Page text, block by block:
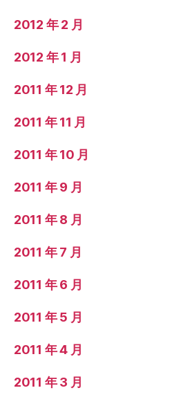
2012 年 2 月
2012 年 1 月
2011 年 12 月
2011 年 11 月
2011 年 10 月
2011 年 9 月
2011 年 8 月
2011 年 7 月
2011 年 6 月
2011 年 5 月
2011 年 4 月
2011 年 3 月